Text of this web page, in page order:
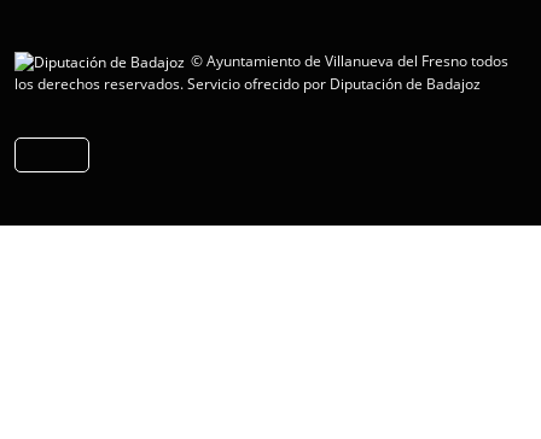
© Ayuntamiento de Villanueva del Fresno todos
los derechos reservados.Servicio ofrecido por Diputación de Badajoz